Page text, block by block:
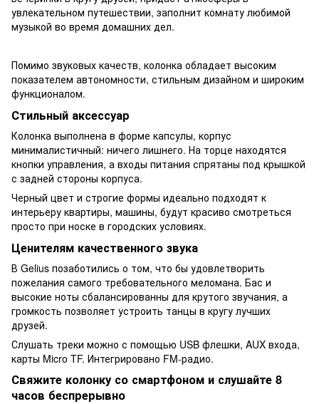
увлекательном путешествии, заполнит комнату любимой
музыкой во время домашних дел.
Помимо звуковых качеств, колонка обладает высоким
показателем автономности, стильным дизайном и широким
функционалом.
Стильный аксессуар
Колонка выполнена в форме капсулы, корпус
минималистичный: ничего лишнего. На торце находятся
кнопки управления, а входы питания спрятаны под крышкой
с задней стороны корпуса.
Черный цвет и строгие формы идеально подходят к
интерьеру квартиры, машины, будут красиво смотреться
просто при носке в городских условиях.
Ценителям качественного звука
В Gelius позаботились о том, что бы удовлетворить
пожелания самого требовательного меломана. Бас и
высокие ноты сбалансированны для крутого звучания, а
громкость позволяет устроить танцы в кругу лучших
друзей.
Слушать треки можно с помощью USB флешки, AUX входа,
карты Micro TF. Интегрировано FM-радио.
Свяжите колонку со смартфоном и слушайте 8
часов беспрерывно